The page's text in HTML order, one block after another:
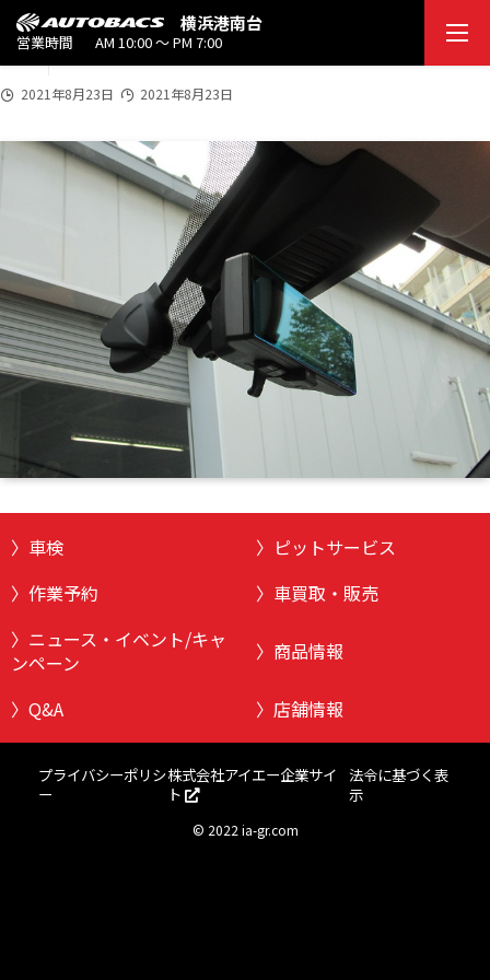
横浜港南台
営業時間 AM 10:00 ～ PM 7:00
20210823_06
2021
8/2
3
2021年8月23日 2021年8月23日
車検
ピットサービス
作業予約
車買取・販売
ニュース・イベント/キャ
ンペーン
商品情報
Q&A 店舗情報
プライバシーポリシ
ー
株式会社アイエー企業サイ
ト
法令に基づく表
示
© 2022 ia-gr.com